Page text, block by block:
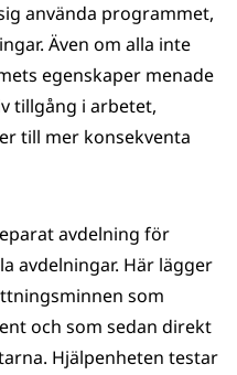
an­vända programmet,
Även om alla inte
egenskaper menade
tillgång i arbetet,
till mer konsekventa
avdelning för
avdelningar. Här lägger
som
och som sedan direkt
Hjälpenheten testar